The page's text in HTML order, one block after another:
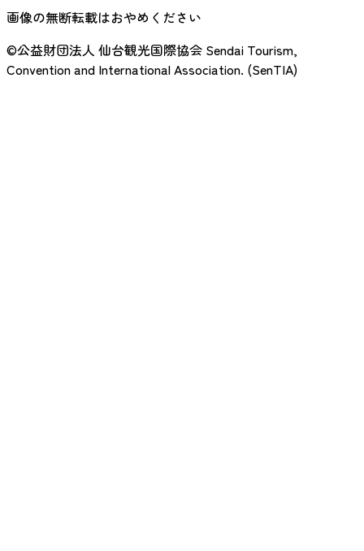
画像の無断転載はおやめください
©公益財団法人 仙台観光国際協会 Sendai Tourism,
Convention and International Association. (SenTIA)